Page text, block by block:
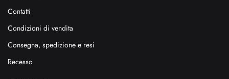
Contatti
Condizioni di vendita
Consegna, spedizione e resi
Recesso